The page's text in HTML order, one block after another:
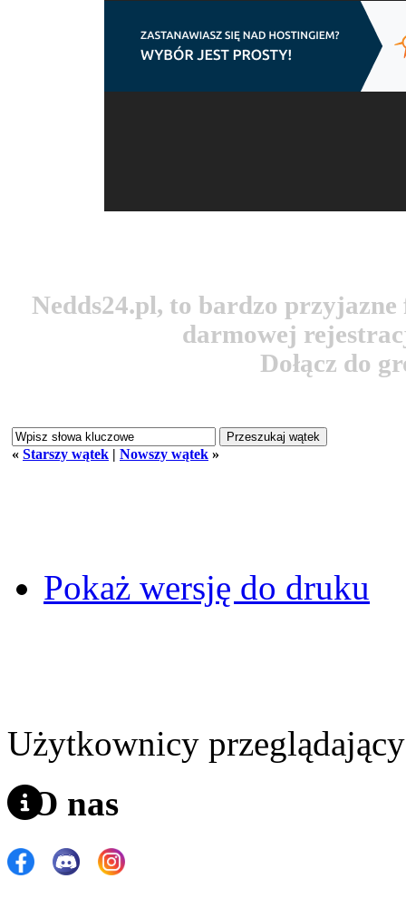
Nedds24.pl, to bardzo
darmowej
Dołącz do
« Starszy wątek | Nowszy wątek »
Pokaż wersję do druku
Użytkownicy
O nas